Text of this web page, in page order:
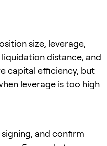
size, leverage,
distance, and
capital efficiency, but
leverage is too high
and confirm